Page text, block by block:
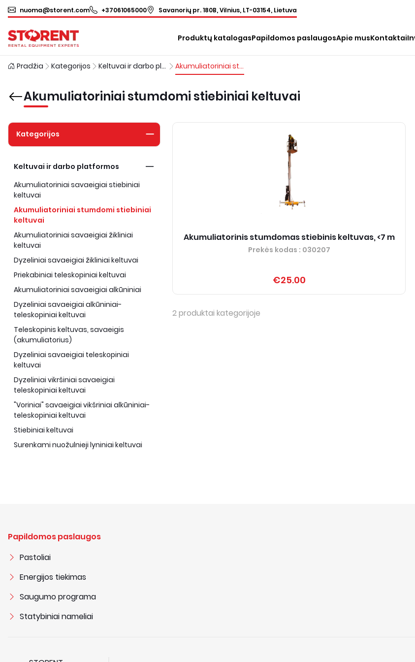
nuoma@storent.com +37061065000 Savanorių pr. 180B, Vilnius, LT-03154, Lietuva
Produktų katalogasPapildomos paslaugosApie musKontaktai
Pradžia Kategorijos Keltuvai ir darbo platformos Akumuliatoriniai stumdomi stiebiniai keltuvai
Akumuliatoriniai stumdomi stiebiniai keltuvai
Kategorijos
Keltuvai ir darbo platformos
Akumuliatoriniai savaeigiai stiebiniai
keltuvai
Akumuliatoriniai stumdomi stiebiniai
keltuvai
Akumuliatoriniai savaeigiai žikliniai
keltuvai
Dyzeliniai savaeigiai žikliniai keltuvai
Priekabiniai teleskopiniai keltuvai
Akumuliatoriniai savaeigiai alkūniniai
Dyzeliniai savaeigiai alkūniniai-
teleskopiniai keltuvai
Teleskopinis keltuvas, savaeigis
(akumuliatorius)
Dyzeliniai savaeigiai teleskopiniai
keltuvai
Dyzeliniai vikršiniai savaeigiai
teleskopiniai keltuvai
"Voriniai" savaeigiai vikšriniai alkūniniai-
teleskopiniai keltuvai
Stiebiniai keltuvai
Surenkami nuožulnieji lyniniai keltuvai
Akumuliatorinis stumdomas stiebinis keltuvas, <7 m
Prekės kodas : 030207
€25.00
2produktai kategorijoje
Papildomos paslaugos
Pastoliai
Energijos tiekimas
Saugumo programa
Statybiniai nameliai